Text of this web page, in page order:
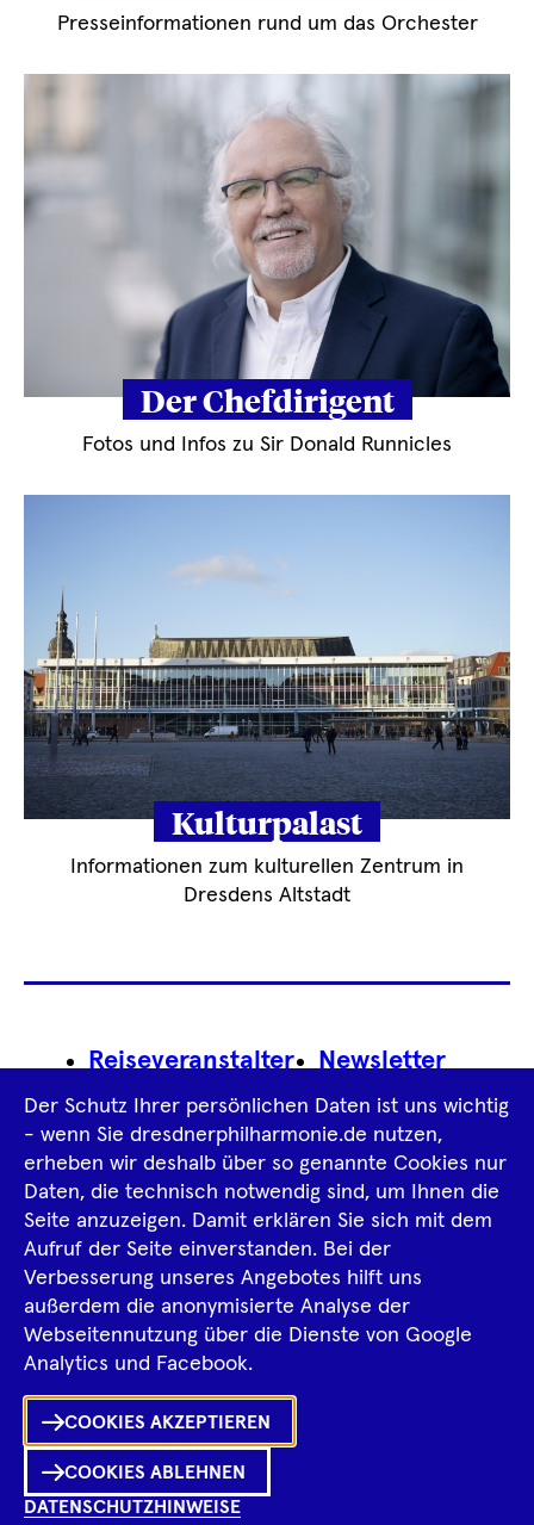
Presseinformationen rund um das Orchester
Der Chefdirigent
Fotos und Infos zu Sir Donald Runnicles
Kulturpalast
Informationen zum kulturellen Zentrum in
Dresdens Altstadt
Footer
Reiseveranstalter Newsletter
Impressum
Datenschutz­information AGB
Intern
TiktokFacebook
Instagram
SpotifyYouTube
Der Schutz Ihrer persönlichen Daten ist uns wichtig
- wenn Sie dresdnerphilharmonie.de nutzen,
erheben wir deshalb über so genannte Cookies nur
Daten, die technisch notwendig sind, um Ihnen die
Seite anzuzeigen. Damit erklären Sie sich mit dem
Aufruf der Seite einverstanden. Bei der
Verbesserung unseres Angebotes hilft uns
außerdem die anonymisierte Analyse der
Webseitennutzung über die Dienste von Google
Analytics und Facebook.
COOKIES AKZEPTIEREN
COOKIES ABLEHNEN
DATENSCHUTZHINWEISE